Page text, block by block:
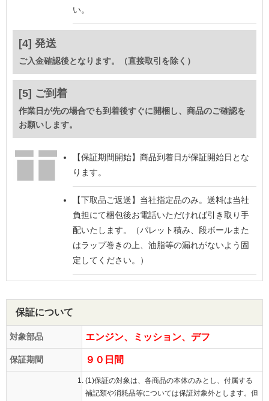
い。
[4] 発送
ご入金確認後となります。（直接取引を除く）
[5] ご到着
作業日が先の場合でも到着後すぐに開梱し、商品のご確認を
お願いします。
【保証期間開始】 商品到着日が保証開始日とな
ります。
【下取品ご返送】 当社指定品のみ。送料は当社
負担にて梱包後お電話いただければ引き取り手
配いたします。（パレット積み、段ボールまた
はラップ巻きの上、油脂等の漏れがないよう固
定してください。）
保証について
対象部品 エンジン、ミッション、デフ
保証期間 ９０日間
(1)保証の対象は、各商品の本体のみとし、付属する
補記類や消耗品等については保証対象外とします。但